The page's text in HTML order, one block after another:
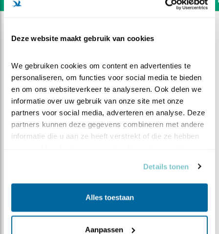
Deze website maakt gebruik van cookies
We gebruiken cookies om content en advertenties te
personaliseren, om functies voor social media te bieden
en om ons websiteverkeer te analyseren. Ook delen we
informatie over uw gebruik van onze site met onze
partners voor social media, adverteren en analyse. Deze
partners kunnen deze gegevens combineren met andere
informatie die u aan ze heeft verstrekt of die ze hebben
Details tonen
Alles toestaan
Aanpassen
Een nacht bij de familie
kerkuil